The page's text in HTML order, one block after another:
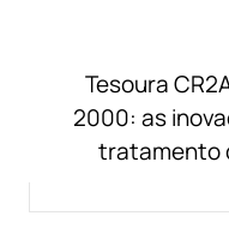
Tesoura
2000: as
tratamento